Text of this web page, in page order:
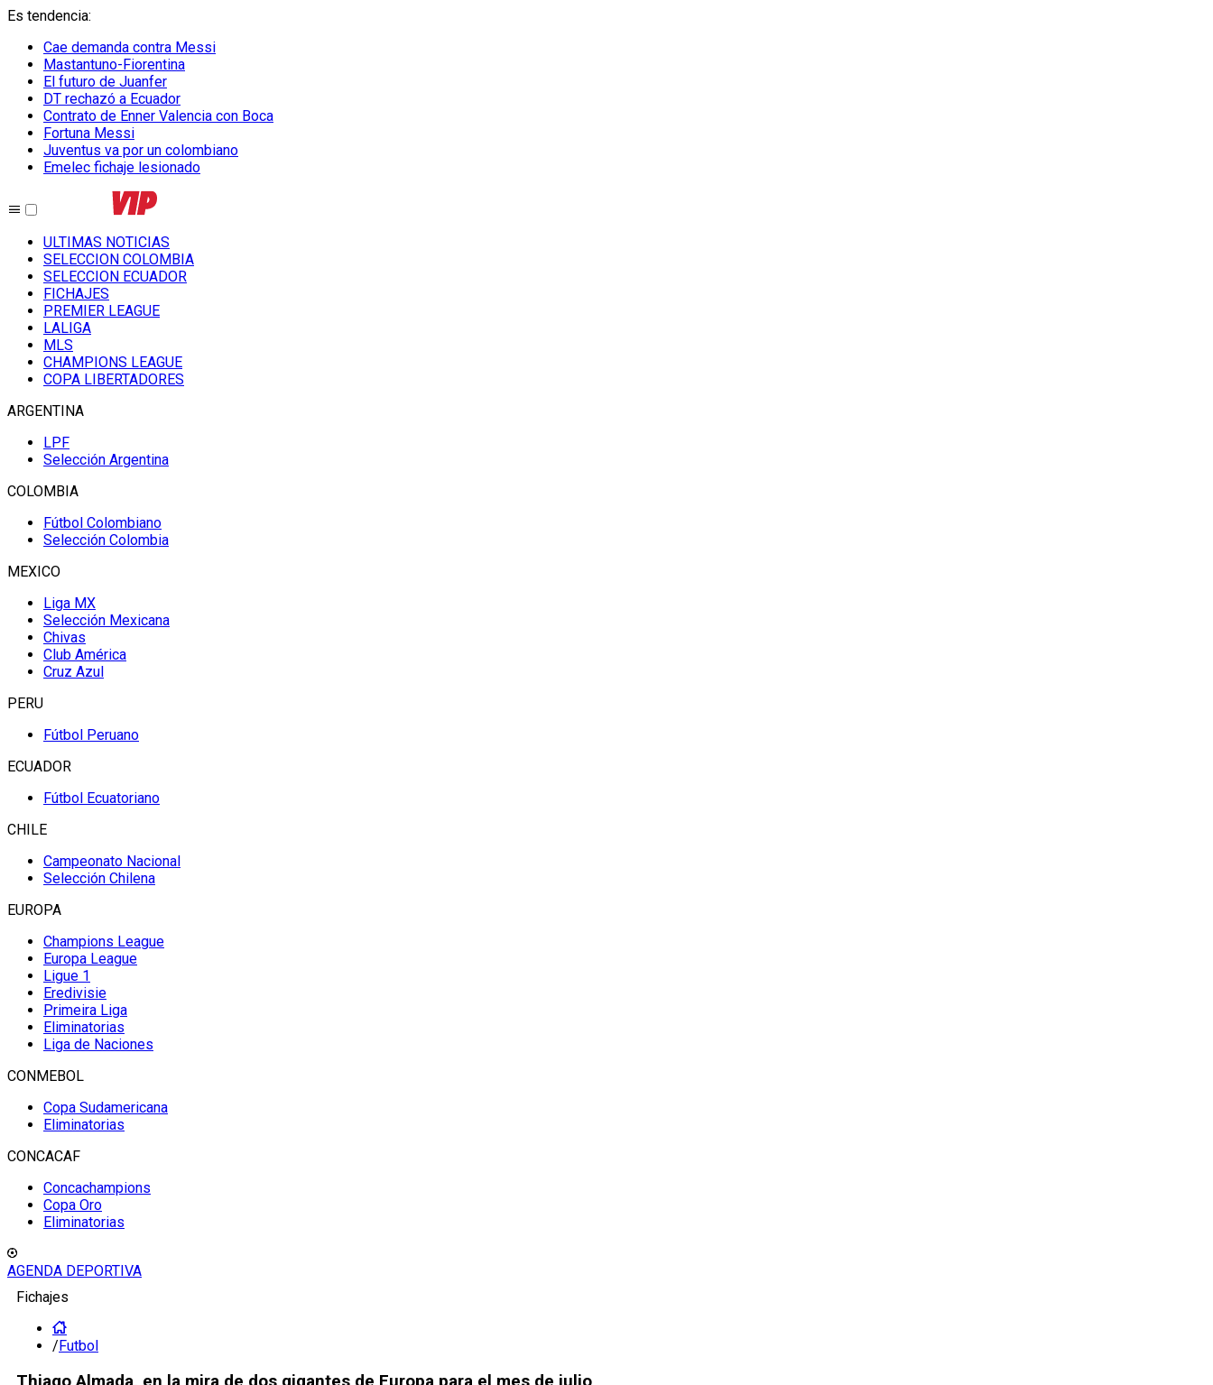
Es tendencia:
Cae demanda contra Messi
Mastantuno-Fiorentina
El futuro de Juanfer
DT rechazó a Ecuador
Contrato de Enner Valencia con Boca
Fortuna Messi
Juventus va por un colombiano
Emelec fichaje lesionado
ULTIMAS NOTICIAS
SELECCION COLOMBIA
SELECCION ECUADOR
FICHAJES
PREMIER LEAGUE
LALIGA
MLS
CHAMPIONS LEAGUE
COPA LIBERTADORES
ARGENTINA
LPF
Selección Argentina
COLOMBIA
Fútbol Colombiano
Selección Colombia
MEXICO
Liga MX
Selección Mexicana
Chivas
Club América
Cruz Azul
PERU
Fútbol Peruano
ECUADOR
Fútbol Ecuatoriano
CHILE
Campeonato Nacional
Selección Chilena
EUROPA
Champions League
Europa League
Ligue 1
Eredivisie
Primeira Liga
Eliminatorias
Liga de Naciones
CONMEBOL
Copa Sudamericana
Eliminatorias
CONCACAF
Concachampions
Copa Oro
Eliminatorias
AGENDA DEPORTIVA
Fichajes
/Futbol